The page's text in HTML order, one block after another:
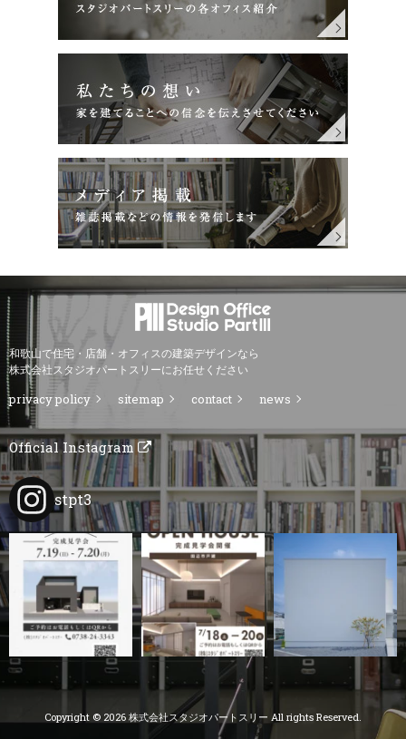
和歌山で住宅・店舗・オフィスの建築デザインなら
株式会社スタジオパートスリーにお任せください
privacy policy sitemap contact news
Official Instagram
stpt3
Copyright © 2026 株式会社スタジオパートスリー All rights Reserved.